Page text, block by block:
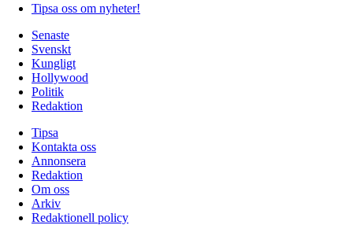
Tipsa oss om nyheter!
Senaste
Svenskt
Kungligt
Hollywood
Politik
Redaktion
Tipsa
Kontakta oss
Annonsera
Redaktion
Om oss
Arkiv
Redaktionell policy